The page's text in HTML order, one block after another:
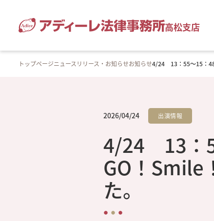
高松支店
トップページニュースリリース・お知らせお知らせ4/24 13：55～15：48
2026/04/24 出演情報
4/24 13：
GO！Smile
た。